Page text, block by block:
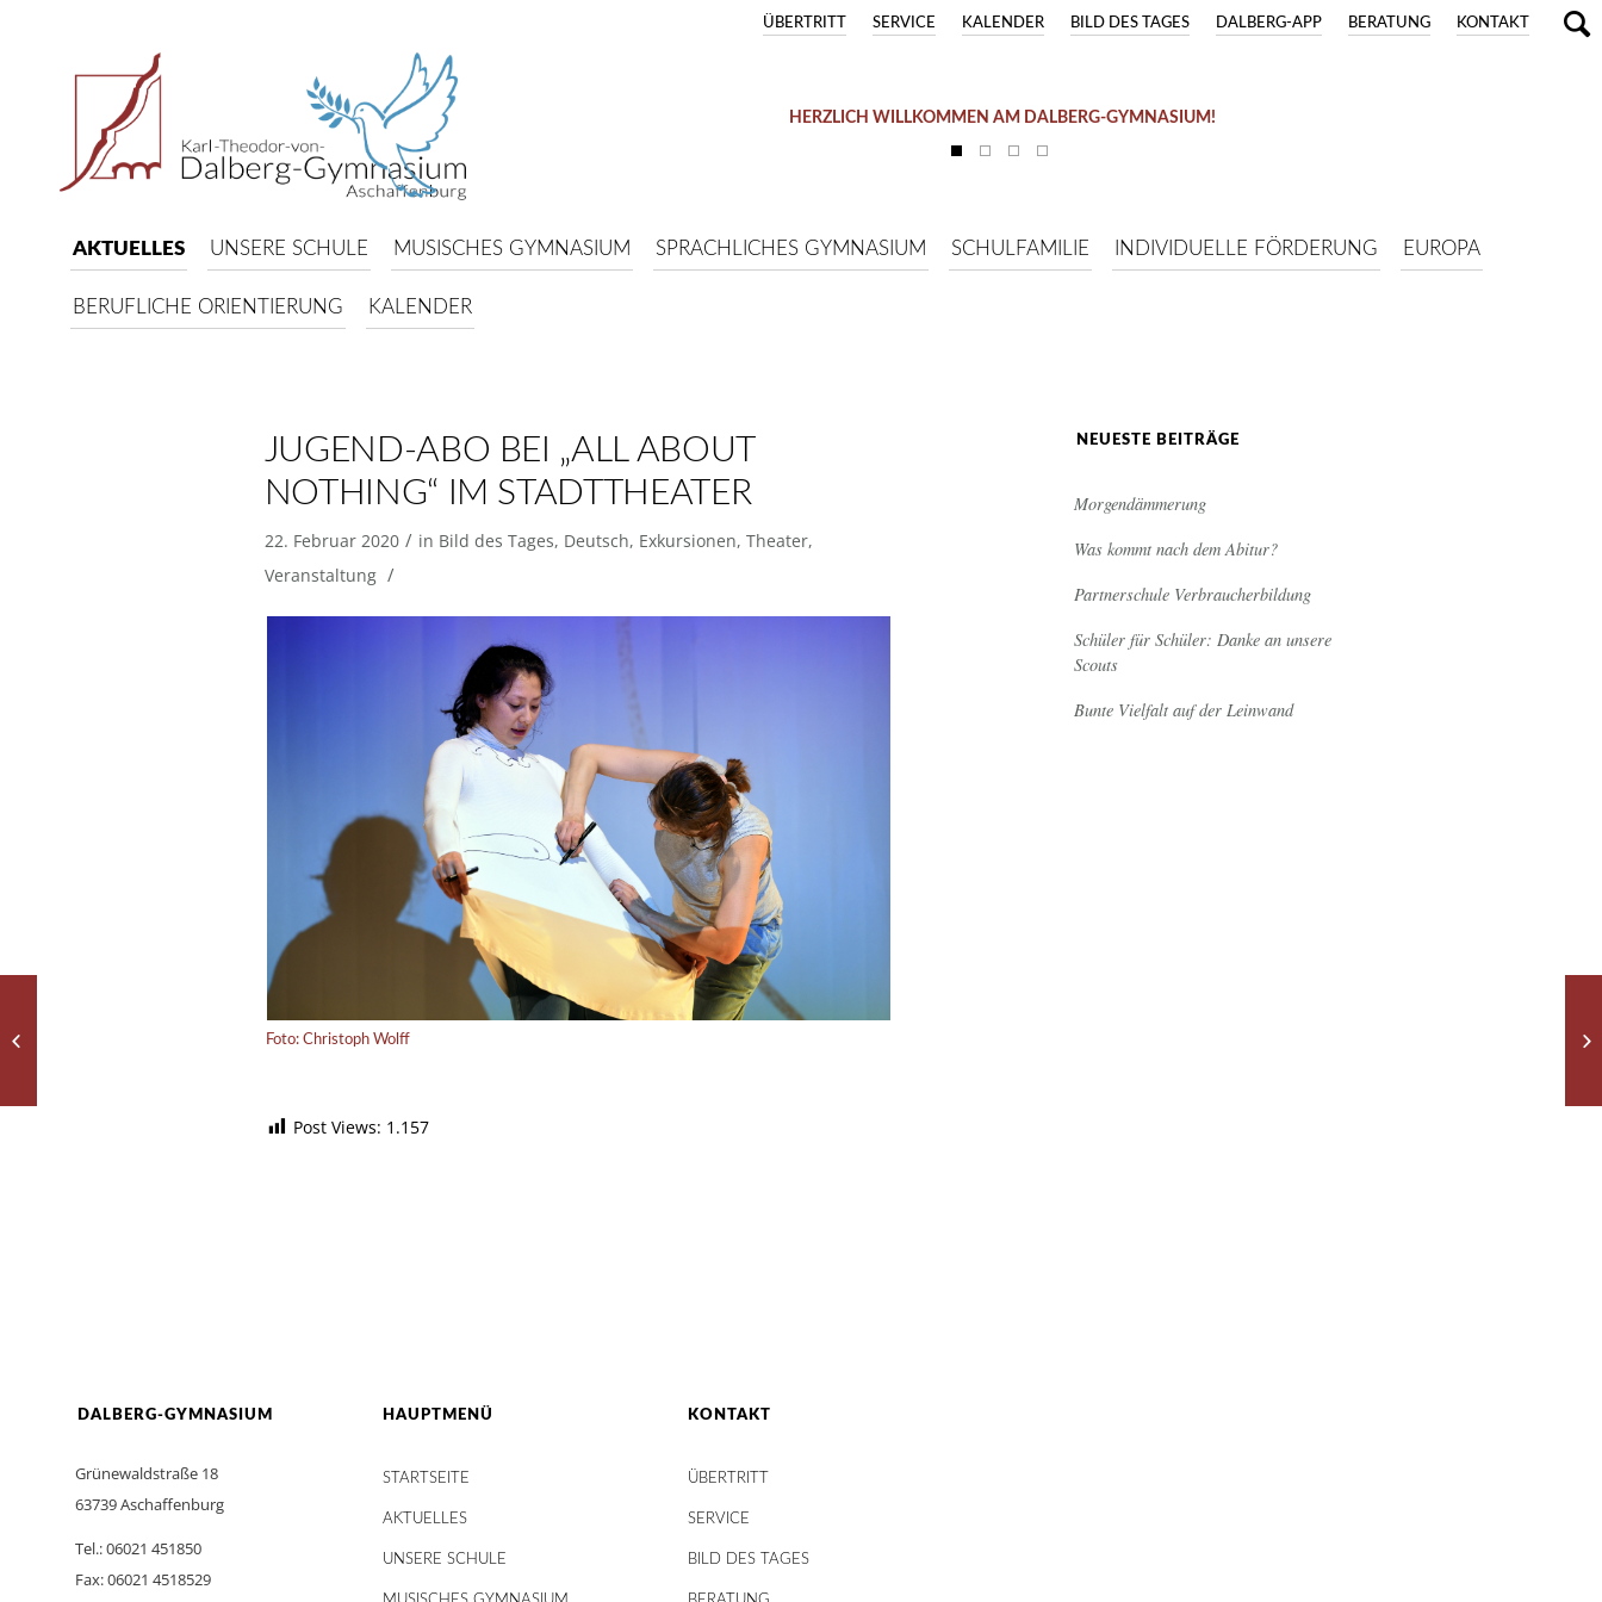
KONTAKT
BERATUNG
DALBERG-APP
BILD DES TAGES
KALENDER
SERVICE
ÜBERTRITT
HERZLICH WILLKOMMEN AM DALBERG-GYMNASIUM!
AKTUELLES UNSERE SCHULE MUSISCHES GYMNASIUM SPRACHLICHES GYMNASIUM SCHULFAMILIE INDIVIDUELLE FÖRDERUNG EUROPA
BERUFLICHE ORIENTIERUNG KALENDER
JUGEND-ABO BEI „ALL ABOUT
NOTHING“ IM STADTTHEATER
22. Februar 2020 / in Bild des Tages, Deutsch, Exkursionen, Theater,
Veranstaltung /
Foto: Christoph Wolff
Post Views: 1.157
NEUESTE BEITRÄGE
Morgendämmerung
Was kommt nach dem Abitur?
Partnerschule Verbraucherbildung
Schüler für Schüler: Danke an unsere
Scouts
Bunte Vielfalt auf der Leinwand
DALBERG-GYMNASIUM
Grünewaldstraße 18
63739 Aschaffenburg
Tel.: 06021 451850
Fax: 06021 4518529
HAUPTMENÜ
STARTSEITE
AKTUELLES
UNSERE SCHULE
KONTAKT
ÜBERTRITT
SERVICE
BILD DES TAGES